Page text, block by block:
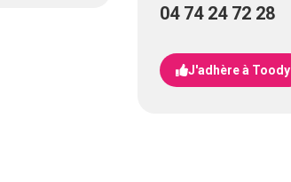
04 74 24 72 28
J'adhère à Toody